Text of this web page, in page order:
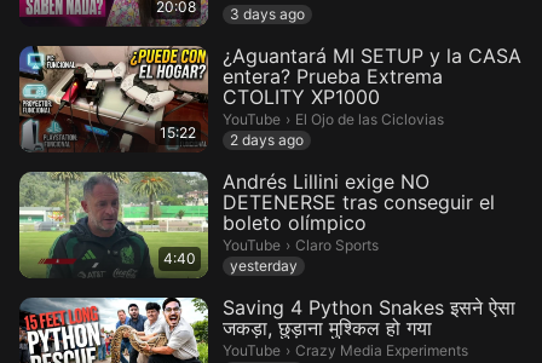
20:08
3 days ago
15:22
¿Aguantará MI SETUP y la CASA
entera? Prueba Extrema
CTOLITY XP1000
YouTube › El Ojo de las Ciclovias.
El Ojo de las Ciclovias
2 days ago
4:40
Andrés Lillini exige NO
DETENERSE tras conseguir el
boleto olímpico
YouTube › Claro Sports.
Claro Sports
yesterday
Saving 4 Python Snakes इसने ऐसा
जकड़ा, छुड़ाना मुश्किल हो गया
YouTube › Crazy Media Experiments.
Crazy Media Experiments